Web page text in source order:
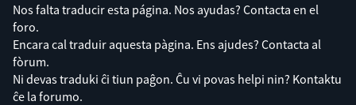
Nos falta traducir esta página. Nos ayudas? Contacta en el
foro.
Encara cal traduir aquesta pàgina. Ens ajudes? Contacta al
fòrum.
Ni devas traduki ĉi tiun paĝon. Ĉu vi povas helpi nin? Kontaktu
ĉe la forumo.